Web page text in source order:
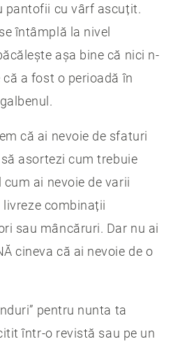
pantofii cu vârf ascuțit.
întâmplă la nivel
așa bine că nici n-
a fost o perioadă în
că ai nevoie de sfaturi
asortezi cum trebuie
cum ai nevoie de varii
combinații
sau mâncăruri. Dar nu ai
cineva că ai nevoie de o
pentru nunta ta
într-o revistă sau pe un